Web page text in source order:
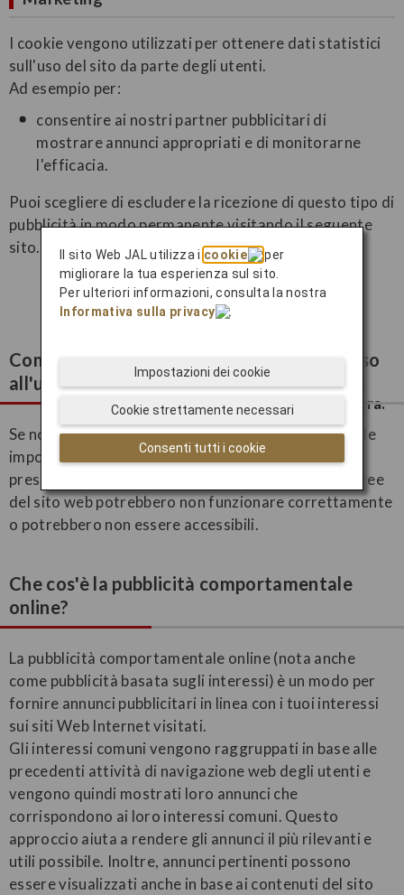
I cookie vengono utilizzati per ottenere dati statistici
sull'uso del sito da parte degli utenti.
Ad esempio per:
consentire ai nostri partner pubblicitari di
mostrare annunci appropriati e di monitorarne
l'efficacia.
Puoi scegliere di escludere la ricezione di questo tipo di
pubblicità in modo permanente visitando il seguente
sito.
NAI Consumer Opt Out
Come posso rifiutare o revocare il consenso
all'utilizzo dei cookie?
Se non desideri accettare i cookie, puoi modificare le
impostazioni del tuo browser per rifiutarli. Tieni
presente che se scegli di rifiutare i cookie, alcune aree
del sito web potrebbero non funzionare correttamente
o potrebbero non essere accessibili.
Che cos'è la pubblicità comportamentale
online?
La pubblicità comportamentale online (nota anche
come pubblicità basata sugli interessi) è un modo per
fornire annunci pubblicitari in linea con i tuoi interessi
sui siti Web Internet visitati.
Gli interessi comuni vengono raggruppati in base alle
precedenti attività di navigazione web degli utenti e
vengono quindi mostrati loro annunci che
corrispondono ai loro interessi comuni. Questo
approccio aiuta a rendere gli annunci il più rilevanti e
utili possibile. Inoltre, annunci pertinenti possono
essere visualizzati anche in base ai contenuti del sito
Il sito Web JAL utilizza i cookie
per
migliorare la tua esperienza sul sito.
Per ulteriori informazioni, consulta la nostra
Informativa sulla privacy
.
Consenti tutti i cookie
Cookie strettamente necessari
Impostazioni dei cookie